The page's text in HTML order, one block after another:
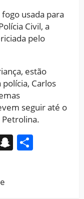
usada para
Civil, a
pelo
estão
Carlos
seguir até o
Snapchat